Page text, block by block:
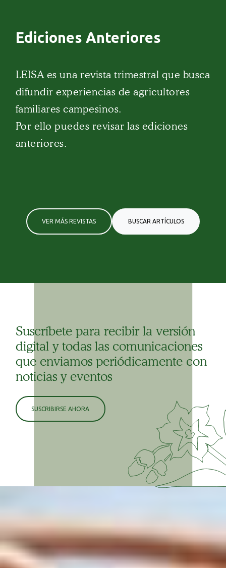
Ediciones Anteriores
LEISA es una revista trimestral que busca
difundir experiencias de agricultores
familiares campesinos.
Por ello puedes revisar las ediciones
anteriores.
VER MÁS REVISTAS BUSCAR ARTÍCULOS
Suscríbete para recibir la versión
digital y todas las comunicaciones
que enviamos periódicamente con
noticias y eventos
SUSCRIBIRSE AHORA